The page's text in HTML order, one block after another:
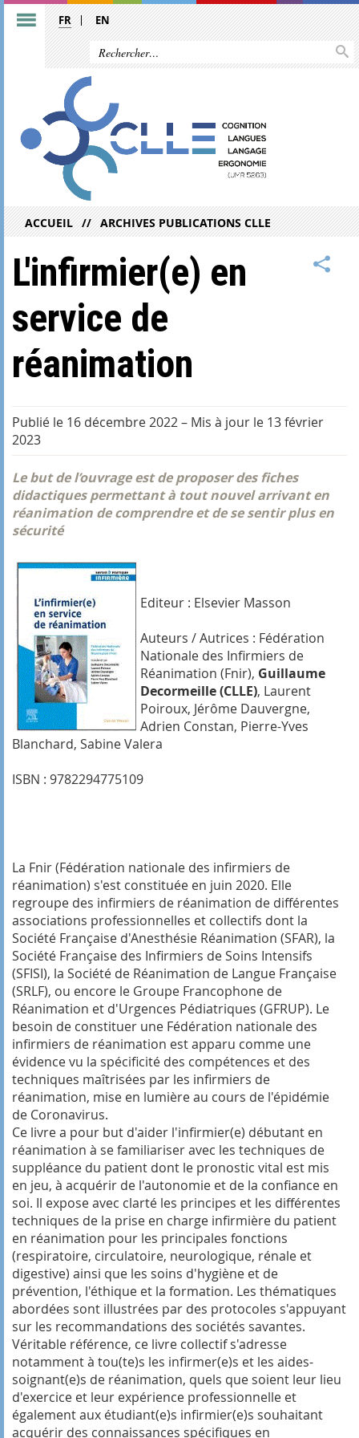
FR EN
ACCUEIL ARCHIVES PUBLICATIONS CLLE
L'infirmier(e) en
service de
réanimation
Publié le 16 décembre 2022– Mis à jour le 13 février
2023
Le but de l’ouvrage est de proposer des fiches
didactiques permettant à tout nouvel arrivant en
réanimation de comprendre et de se sentir plus en
sécurité
Editeur : Elsevier Masson
Auteurs / Autrices : Fédération
Nationale des Infirmiers de
Réanimation (Fnir), Guillaume
Decormeille (CLLE), Laurent
Poiroux, Jérôme Dauvergne,
Adrien Constan, Pierre-Yves
Blanchard, Sabine Valera
ISBN : 9782294775109
La Fnir (Fédération nationale des infirmiers de
réanimation) s'est constituée en juin 2020. Elle
regroupe des infirmiers de réanimation de différentes
associations professionnelles et collectifs dont la
Société Française d'Anesthésie Réanimation (SFAR), la
Société Française des Infirmiers de Soins Intensifs
(SFISI), la Société de Réanimation de Langue Française
(SRLF), ou encore le Groupe Francophone de
Réanimation et d'Urgences Pédiatriques (GFRUP). Le
besoin de constituer une Fédération nationale des
infirmiers de réanimation est apparu comme une
évidence vu la spécificité des compétences et des
techniques maîtrisées par les infirmiers de
réanimation, mise en lumière au cours de l'épidémie
de Coronavirus.
Ce livre a pour but d'aider l'infirmier(e) débutant en
réanimation à se familiariser avec les techniques de
suppléance du patient dont le pronostic vital est mis
en jeu, à acquérir de l'autonomie et de la confiance en
soi. Il expose avec clarté les principes et les différentes
techniques de la prise en charge infirmière du patient
en réanimation pour les principales fonctions
(respiratoire, circulatoire, neurologique, rénale et
digestive) ainsi que les soins d'hygiène et de
prévention, l'éthique et la formation. Les thématiques
abordées sont illustrées par des protocoles s'appuyant
sur les recommandations des sociétés savantes.
Véritable référence, ce livre collectif s'adresse
notamment à tou(te)s les infirmer(e)s et les aides-
soignant(e)s de réanimation, quels que soient leur lieu
d'exercice et leur expérience professionnelle et
également aux étudiant(e)s infirmier(e)s souhaitant
acquérir des connaissances spécifiques en